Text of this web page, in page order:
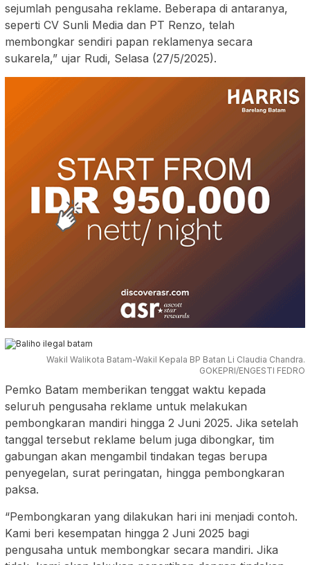
sejumlah pengusaha reklame. Beberapa di antaranya,
seperti CV Sunli Media dan PT Renzo, telah
membongkar sendiri papan reklamenya secara
sukarela,” ujar Rudi, Selasa (27/5/2025).
Wakil Walikota Batam-Wakil Kepala BP Batan Li Claudia Chandra.
GOKEPRI/ENGESTI FEDRO
Pemko Batam memberikan tenggat waktu kepada
seluruh pengusaha reklame untuk melakukan
pembongkaran mandiri hingga 2 Juni 2025. Jika setelah
tanggal tersebut reklame belum juga dibongkar, tim
gabungan akan mengambil tindakan tegas berupa
penyegelan, surat peringatan, hingga pembongkaran
paksa.
“Pembongkaran yang dilakukan hari ini menjadi contoh.
Kami beri kesempatan hingga 2 Juni 2025 bagi
pengusaha untuk membongkar secara mandiri. Jika